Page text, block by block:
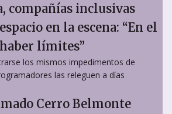
compañías inclusivas
en la escena: “En el
límites”
los mismos impedimentos de
las releguen a días
Cerro Belmonte